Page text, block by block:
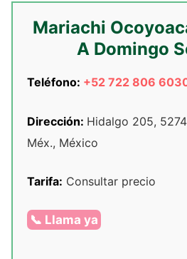
Mariachi
A Domingo
Teléfono: +52 722 806
Dirección: Hidalgo 205,
Méx., México
Tarifa: Consultar precio
📞 Llama ya